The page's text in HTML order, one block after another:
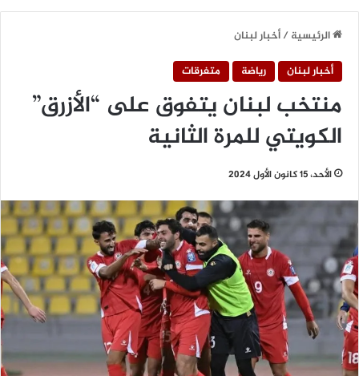
الرئيسية/أخبار لبنان
أخبار لبنان
رياضة متفرقات
منتخب لبنان يتفوق على “الأزرق”
الكويتي للمرة الثانية
الأحد، 15 كانون الأول 2024